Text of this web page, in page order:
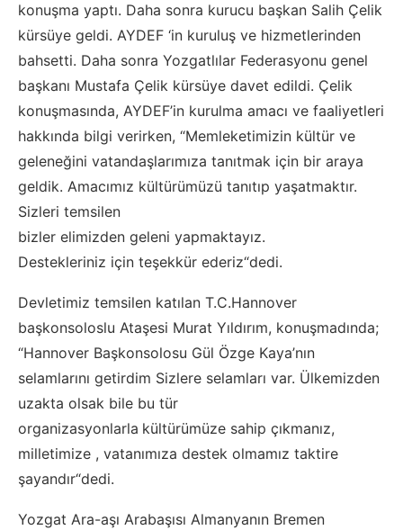
konuşma yaptı. Daha sonra kurucu başkan Salih Çelik
kürsüye geldi. AYDEF ‘in kuruluş ve hizmetlerinden
bahsetti. Daha sonra Yozgatlılar Federasyonu genel
başkanı Mustafa Çelik kürsüye davet edildi. Çelik
konuşmasında, AYDEF’in kurulma amacı ve faaliyetleri
hakkında bilgi verirken, “Memleketimizin kültür ve
geleneğini vatandaşlarımıza tanıtmak için bir araya
geldik. Amacımız kültürümüzü tanıtıp yaşatmaktır.
Sizleri temsilen
bizler elimizden geleni yapmaktayız.
Destekleriniz için teşekkür ederiz“dedi.
Devletimiz temsilen katılan T.C.Hannover
başkonsoloslu Ataşesi Murat Yıldırım, konuşmadında;
“Hannover Başkonsolosu Gül Özge Kaya’nın
selamlarını getirdim Sizlere selamları var. Ülkemizden
uzakta olsak bile bu tür
organizasyonlarla kültürümüze sahip çıkmanız,
milletimize , vatanımıza destek olmamız taktire
şayandır“dedi.
Yozgat Ara-aşı Arabaşısı Almanyanın Bremen